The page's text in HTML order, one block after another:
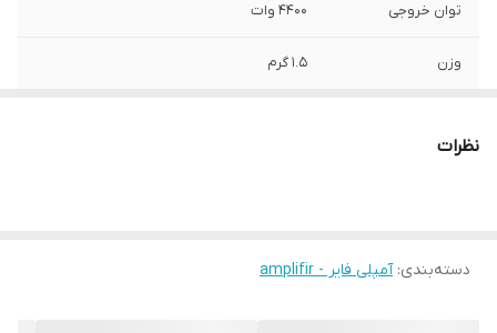
توان خروجی 4400 وات
وزن 1.5 گرم
نظرات
دسته‌بندی:آمپلی فایر - amplifir